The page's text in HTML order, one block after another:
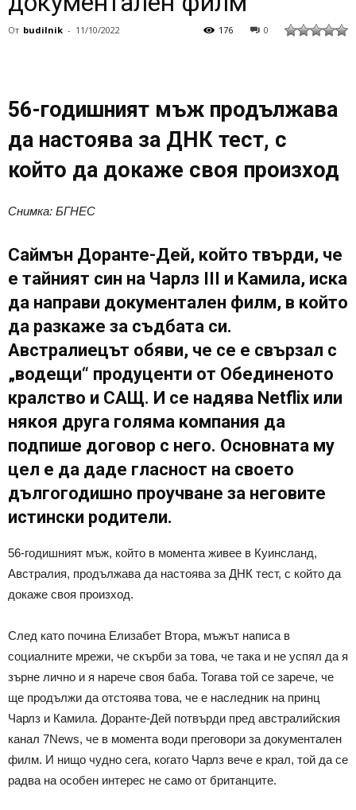
От budilnik - 11/10/2022 0
176
56-годишният мъж продължава
да настоява за ДНК тест, с
който да докаже своя произход
Снимка: БГНЕС
Саймън Доранте-Дей, който твърди, че
е тайният син на Чарлз III и Камила, иска
да направи документален филм, в който
да разкаже за съдбата си.
Австралиецът обяви, че се е свързал с
„водещи“ продуценти от Обединеното
кралство и САЩ. И се надява Netflix или
някоя друга голяма компания да
подпише договор с него. Основната му
цел е да даде гласност на своето
дългогодишно проучване за неговите
истински родители.
56-годишният мъж, който в момента живее в Куинсланд,
Австралия, продължава да настоява за ДНК тест, с който да
докаже своя произход.
След като почина Елизабет Втора, мъжът написа в
социалните мрежи, че скърби за това, че така и не успял да я
зърне лично и я нарече своя баба. Тогава той се зарече, че
ще продължи да отстоява това, че е наследник на принц
Чарлз и Камила. Доранте-Дей потвърди пред австралийския
канал 7News, че в момента води преговори за документален
филм. И нищо чудно сега, когато Чарлз вече е крал, той да се
радва на особен интерес не само от британците.